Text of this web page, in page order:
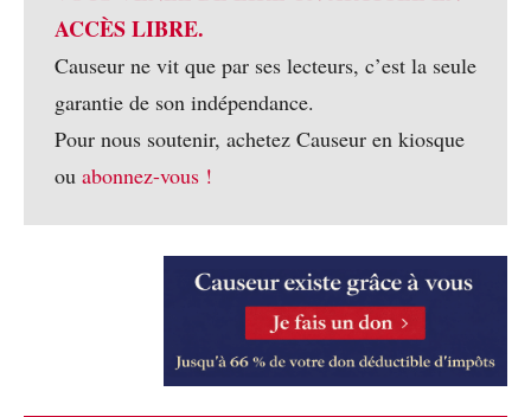
ACCÈS LIBRE.
Causeur ne vit que par ses lecteurs, c’est la seule
garantie de son indépendance.
Pour nous soutenir, achetez Causeur en kiosque
ou abonnez-vous !